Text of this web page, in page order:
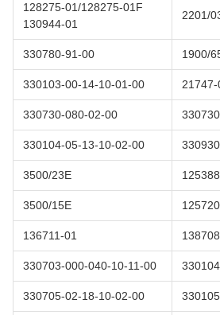
128275-01/128275-01F
130944-01
2201/
330780-91-00 1900/
330103-00-14-10-01-00
330730-080-02-00
330104-05-13-10-02-00
3500/23E
3500/15E
136711-01
330703-000-040-10-11-00
330705-02-18-10-02-00